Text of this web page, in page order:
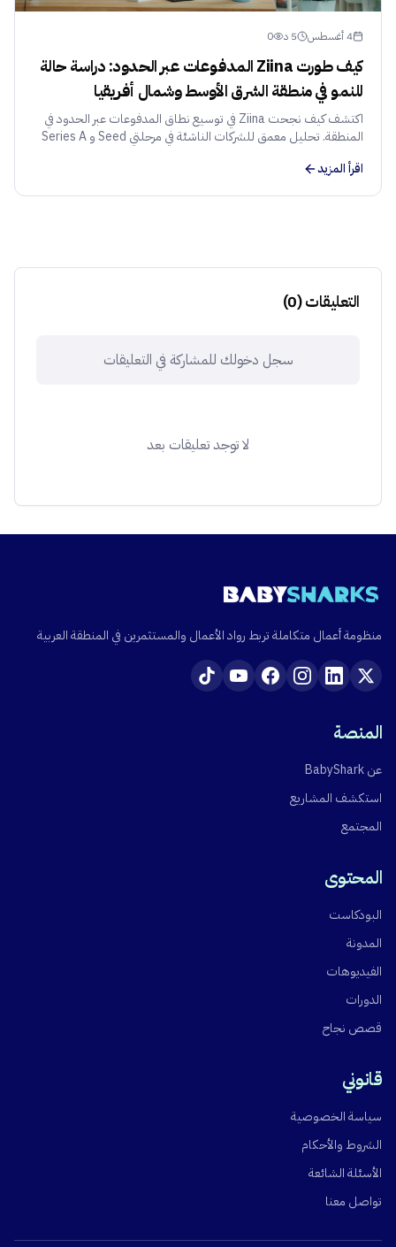
4 أغسطس 5 د 0
كيف طورت Ziina المدفوعات عبر الحدود: دراسة حالة
للنمو في منطقة الشرق الأوسط وشمال أفريقيا
اكتشف كيف نجحت Ziina في توسيع نطاق المدفوعات عبر الحدود في
المنطقة. تحليل معمق للشركات الناشئة في مرحلتي Seed و Series A
اقرأ المزيد
التعليقات(
0
)
سجل دخولك للمشاركة في التعليقات
لا توجد تعليقات بعد
منظومة أعمال متكاملة تربط رواد الأعمال والمستثمرين في المنطقة العربية
المنصة
عن BabyShark
استكشف المشاريع
المجتمع
المحتوى
البودكاست
المدونة
الفيديوهات
الدورات
قصص نجاح
قانوني
سياسة الخصوصية
الشروط والأحكام
الأسئلة الشائعة
تواصل معنا